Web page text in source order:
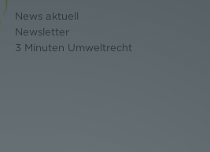
News aktuell
Newsletter
3 Minuten Umweltrecht